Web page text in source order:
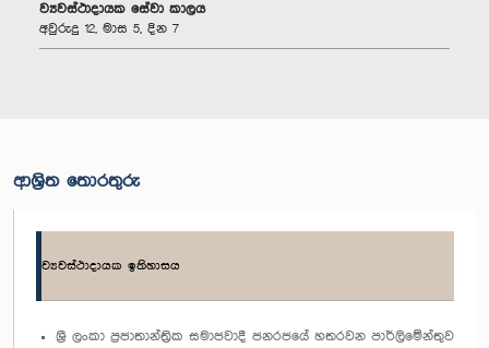
ව්‍යවස්ථාදායක සේවා කාලය
අවුරුදු 12, මාස 5, දින 7
ආශ්‍රිත තොරතුරු
ව්‍යවස්ථාදායක ඉතිහාසය
ශ්‍රී ලංකා ප්‍රජාතාන්ත්‍රික සමාජවාදී ජනරජයේ හතරවන පාර්ලිමේන්තුව